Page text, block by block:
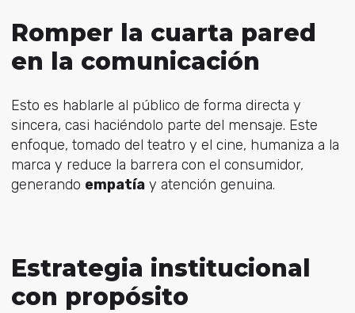
Romper la cuarta pared
en la comunicación
Esto es hablarle al público de forma directa y
sincera, casi haciéndolo parte del mensaje. Este
enfoque, tomado del teatro y el cine, humaniza a la
marca y reduce la barrera con el consumidor,
generando empatíay atención genuina.
Estrategia institucional
con propósito